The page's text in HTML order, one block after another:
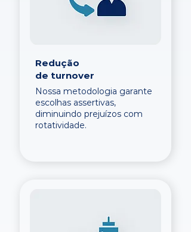
Redução
de turnover
Nossa metodologia garante
escolhas assertivas,
diminuindo prejuízos com
rotatividade.